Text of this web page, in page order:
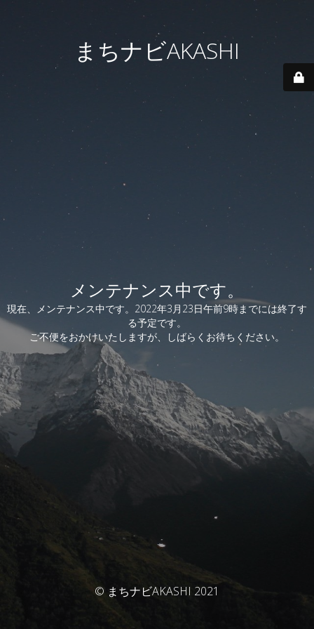
まちナビAKASHI
メンテナンス中です。
現在、メンテナンス中です。2022年3月23日午前9時までには終了す
る予定です。
ご不便をおかけいたしますが、しばらくお待ちください。
© まちナビAKASHI 2021